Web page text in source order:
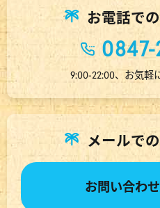
お電話で
9:00-22:00、お気軽
メールで
お問い合わ